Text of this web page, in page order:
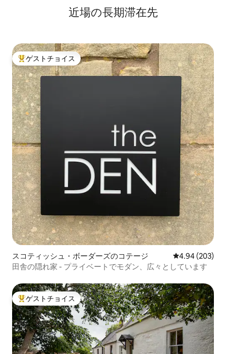
近場の長期滞在先
大好評のゲストチョイスです。
ゲストチョイス
スコティッシュ・ボーダーズのコテージ レビュー203
4.94 (203)
田舎の隠れ家 - プライベートでモダン、広々としています
大好評のゲストチョイスです。
ゲストチョイス